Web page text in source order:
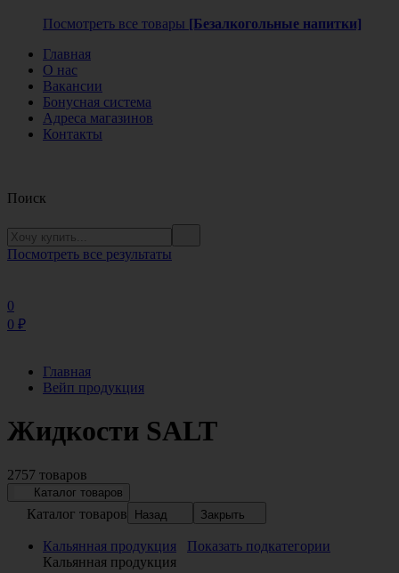
Посмотреть все товары [Безалкогольные напитки]
Главная
О нас
Вакансии
Бонусная система
Адреса магазинов
Контакты
Поиск
Посмотреть все результаты
0
0 ₽
Главная
Вейп продукция
Жидкости SALT
2757 товаров
Каталог товаров
Каталог товаров Назад Закрыть
Кальянная продукция
Показать подкатегории
Кальянная продукция